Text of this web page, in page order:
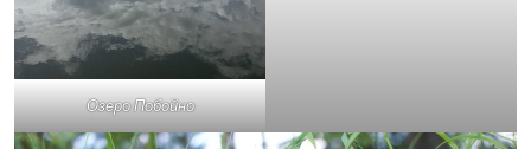
Озеро Побойно